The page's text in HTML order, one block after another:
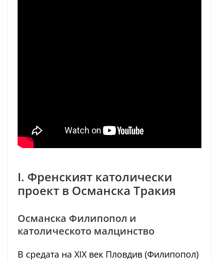
I. Френският католически
проект в Османска Тракия
Османска Филипопол и
католическото малцинство
В средата на XIX век Пловдив (Филипопол)